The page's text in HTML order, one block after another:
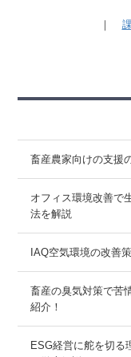
｜
畜産農家向けの⽀援
オフィス環境改善で
法を解説
IAQ空気環境の改善
畜産の臭気対策で苦
紹介！
ESG経営に舵を切る